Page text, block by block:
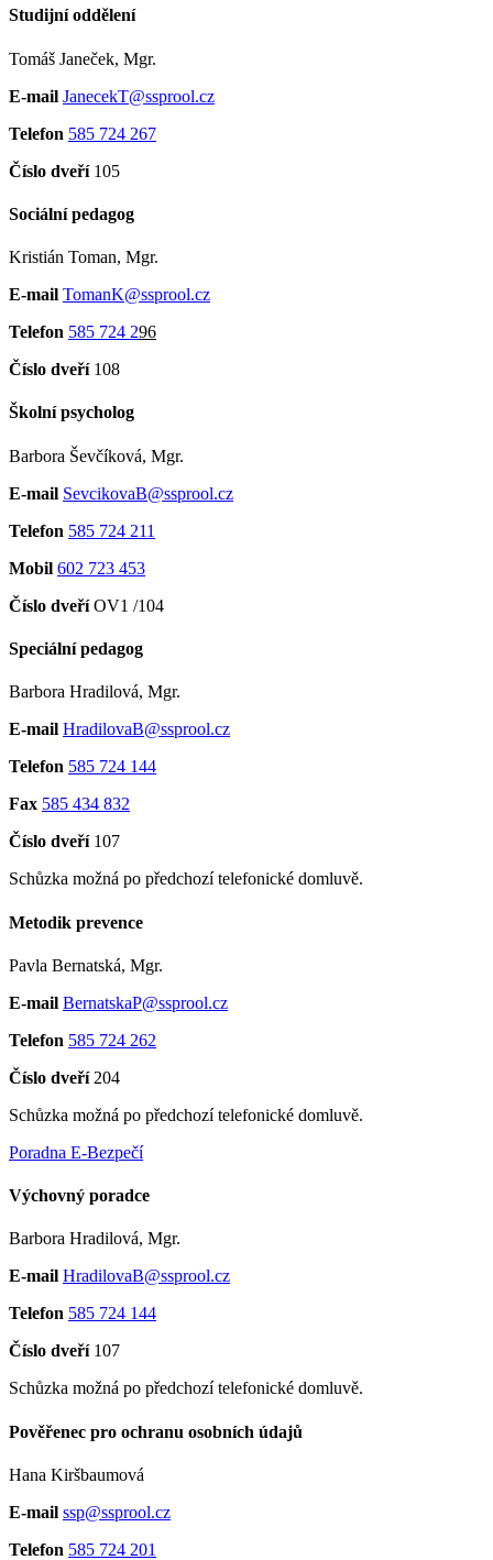
Studijní oddělení
Tomáš Janeček, Mgr.
E-mail JanecekT@ssprool.cz
Telefon 585 724 267
Číslo dveří105
Sociální pedagog
Kristián Toman, Mgr.
E-mail TomanK@ssprool.cz
Telefon 585 724 296
Číslo dveří108
Školní psycholog
Barbora Ševčíková, Mgr.
E-mail SevcikovaB@ssprool.cz
Telefon 585 724 211
Mobil 602 723 453
Číslo dveříOV1 /104
Speciální pedagog
Barbora Hradilová, Mgr.
E-mail HradilovaB@ssprool.cz
Telefon 585 724 144
Fax 585 434 832
Číslo dveří107
Schůzka možná po předchozí telefonické domluvě.
Metodik prevence
Pavla Bernatská, Mgr.
E-mail BernatskaP@ssprool.cz
Telefon 585 724 262
Číslo dveří204
Schůzka možná po předchozí telefonické domluvě.
Poradna E-Bezpečí
Výchovný poradce
Barbora Hradilová, Mgr.
E-mail HradilovaB@ssprool.cz
Telefon 585 724 144
Číslo dveří107
Schůzka možná po předchozí telefonické domluvě.
Pověřenec pro ochranu osobních údajů
Hana Kiršbaumová
E-mail ssp@ssprool.cz
Telefon 585 724 201